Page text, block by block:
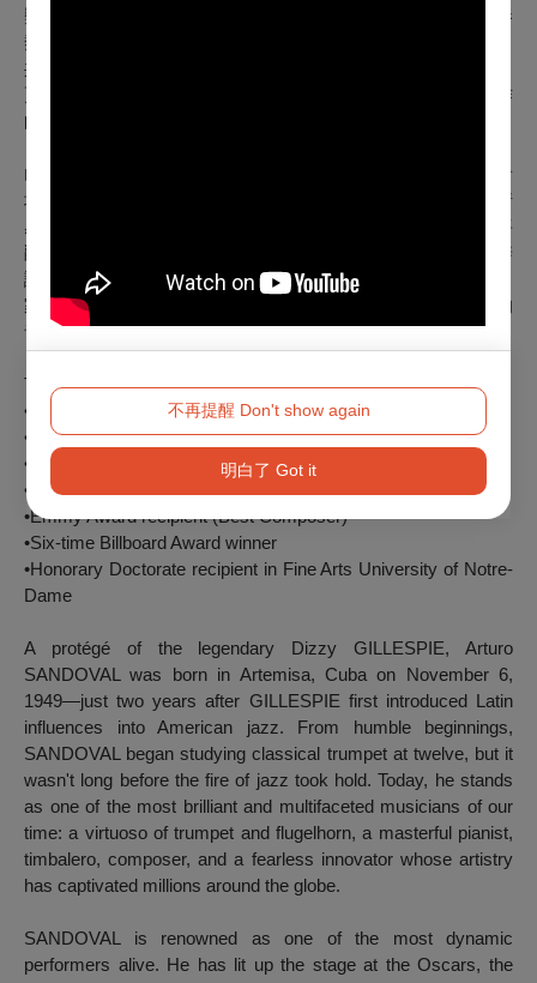
不再提醒 Don't show again
明白了 Got it
獎的舞台上大放異彩，用那令人屏息的高超技巧與純粹的演奏
熱情震撼全場觀眾。他獲得的榮譽也與其傳奇地位完全相稱：
共獲得10座葛萊美獎（高達19次提名）、六座告示牌音樂獎，
更憑藉為由安迪．賈西亞主演的HBO電影《深情號角手》創作
的精彩配樂，一舉奪下艾美獎。
山多瓦被公認為歷史上最偉大的小號演奏家之一，他驚人的音
域、敏捷的轉換技巧和精準的控制力使他能夠以充滿力量與情
感的方式，精準詮釋最複雜細膩的樂段。他以其獨特的天賦將
爵士樂、古典樂和拉丁音樂傳統完美融合，創造出極具個人辨
識度的音樂語彙。除了演奏之外，他同時也是一位多產的作曲
家、編曲家和教育家，以其熱情和奉獻精神激勵一代又一代的
音樂人。
Trumpet│Arturo SANDOVAL
•2024 Kennedy Center Honoree
•Presidential Medal of Freedom recipient (President OBAMA)
•10 time Grammy Award Winner
•Grammy's Lifetime Achievement Award
•Emmy Award recipient (Best Composer)
•Six-time Billboard Award winner
•Honorary Doctorate recipient in Fine Arts University of Notre-
Dame
A protégé of the legendary Dizzy GILLESPIE, Arturo
SANDOVAL was born in Artemisa, Cuba on November 6,
1949—just two years after GILLESPIE first introduced Latin
influences into American jazz. From humble beginnings,
SANDOVAL began studying classical trumpet at twelve, but it
wasn't long before the fire of jazz took hold. Today, he stands
as one of the most brilliant and multifaceted musicians of our
time: a virtuoso of trumpet and flugelhorn, a masterful pianist,
timbalero, composer, and a fearless innovator whose artistry
has captivated millions around the globe.
SANDOVAL is renowned as one of the most dynamic
performers alive. He has lit up the stage at the Oscars, the